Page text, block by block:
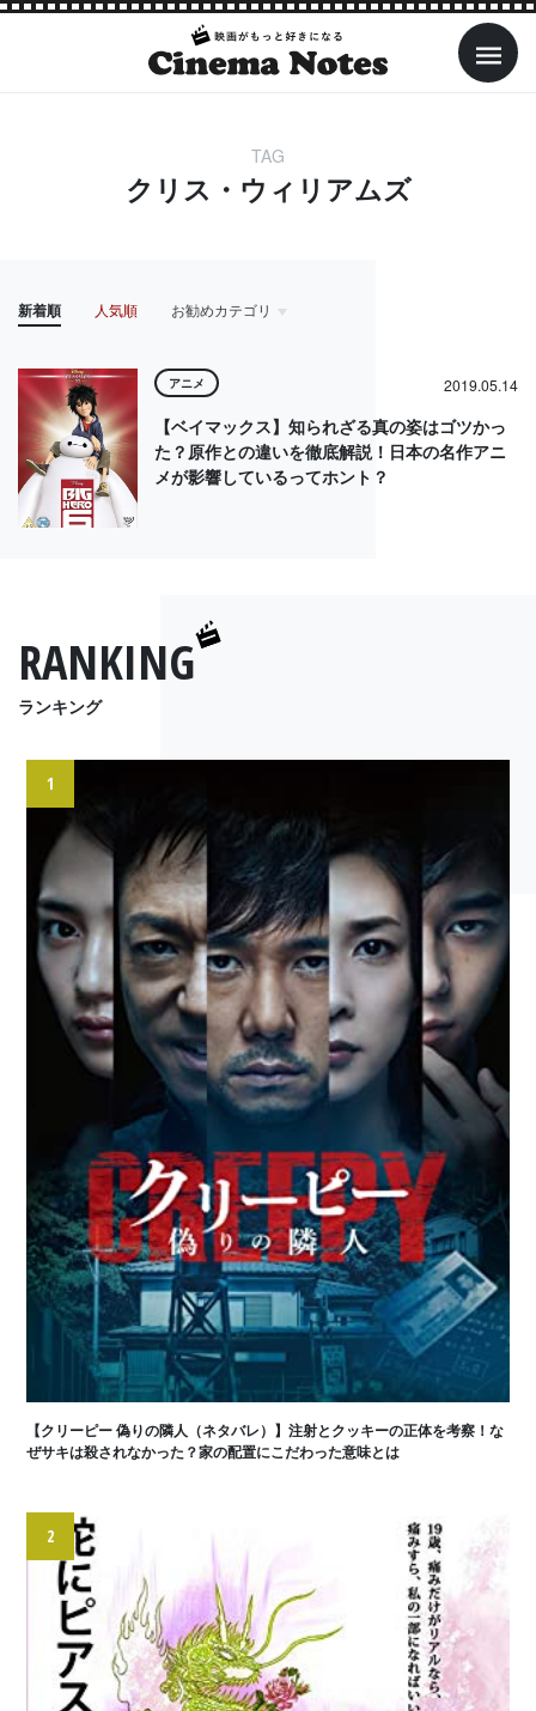
TAG
クリス・ウィリアムズ
新着順 人気順 お勧めカテゴリ
HOME
アイドル
アクション・アドベンチャー
アニメ
アニメ 2019.05.14
【ベイマックス】知られざる真の姿はゴツかっ
た？原作との違いを徹底解説！日本の名作アニ
メが影響しているってホント？
RANKING
ランキング
1
【クリーピー 偽りの隣人（ネタバレ）】注射とクッキーの正体を考察！な
ぜサキは殺されなかった？家の配置にこだわった意味とは
2